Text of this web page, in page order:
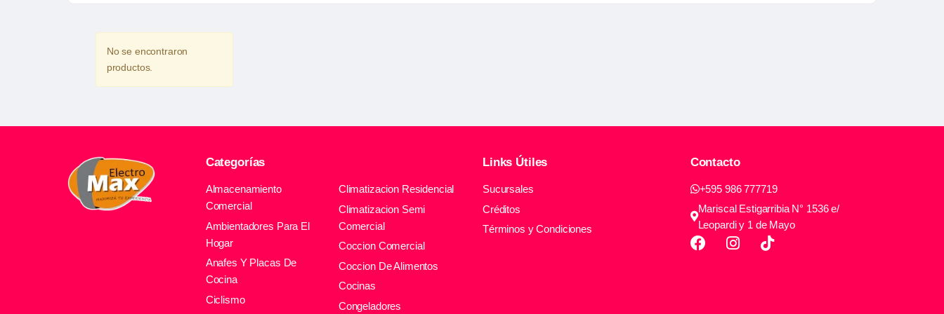
No se encontraron
productos.
Categorías
Almacenamiento
Comercial
Ambientadores Para El
Hogar
Anafes Y Placas De
Cocina
Ciclismo
Climatizacion Residencial
Climatizacion Semi
Comercial
Coccion Comercial
Coccion De Alimentos
Cocinas
Congeladores
Links Útiles
Sucursales
Créditos
Términos y Condiciones
Contacto
+595 986 777719
Mariscal Estigarribia N° 1536 e/
Leopardi y 1 de Mayo